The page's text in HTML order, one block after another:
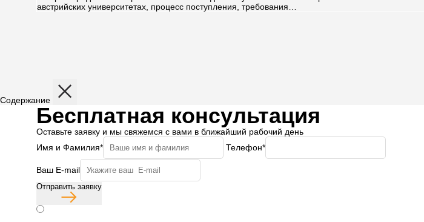
австрийских университетах, процесс поступления, требования…
Содержание
Бесплатная консультация
Оставьте заявку и мы свяжемся с вами в ближайший рабочий день
Имя и Фамилия*
Телефон*
Ваш E-mail
Отправить заявку